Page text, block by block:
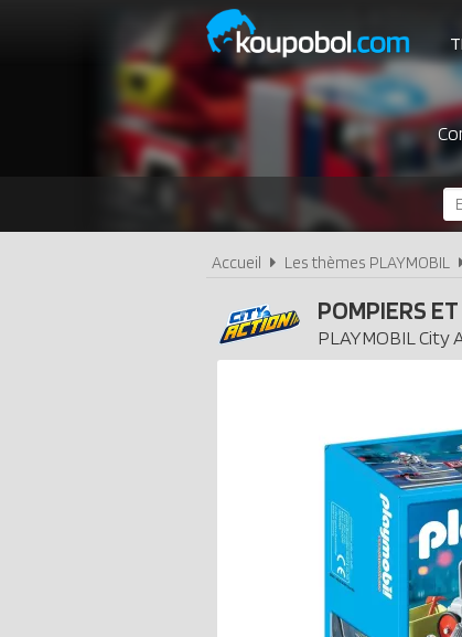
Accueil Les thèmes PLAYMOBIL
POMPIERS
PLAYMOBIL City